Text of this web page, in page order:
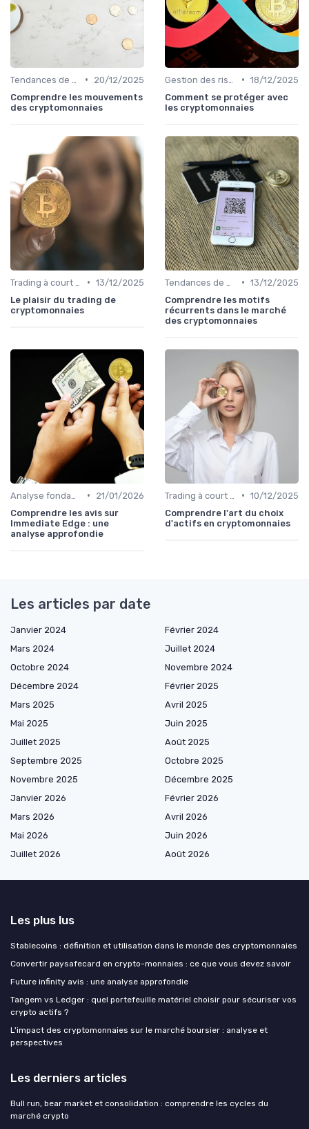
•
20/12/2025
Comprendre les mouvements
des cryptomonnaies
• 18/12/2025
Comment se protéger avec
les cryptomonnaies
• 13/12/2025
Le plaisir du trading de
cryptomonnaies
• 13/12/2025
Comprendre les motifs
récurrents dans le marché
des cryptomonnaies
•
21/01/2026
Comprendre les avis sur
Immediate Edge : une
analyse approfondie
• 10/12/2025
Comprendre l'art du choix
d'actifs en cryptomonnaies
Les articles par date
Janvier 2024
Février 2024
Mars 2024
Juillet 2024
Octobre 2024
Novembre 2024
Décembre 2024
Février 2025
Mars 2025
Avril 2025
Mai 2025
Juin 2025
Juillet 2025
Août 2025
Septembre 2025
Octobre 2025
Novembre 2025
Décembre 2025
Janvier 2026
Février 2026
Mars 2026
Avril 2026
Mai 2026
Juin 2026
Juillet 2026
Août 2026
Les plus lus
Stablecoins : définition et utilisation dans le monde des cryptomonnaies
Convertir paysafecard en crypto-monnaies : ce que vous devez savoir
Future infinity avis : une analyse approfondie
Tangem vs Ledger : quel portefeuille matériel choisir pour sécuriser vos
crypto actifs ?
L'impact des cryptomonnaies sur le marché boursier : analyse et
perspectives
Les derniers articles
Bull run, bear market et consolidation : comprendre les cycles du
marché crypto